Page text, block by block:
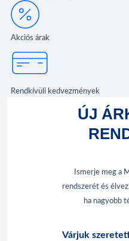
Akciós árak
Rendkívüli kedvezmények
ÚJ
Ismerje meg a
rendszerét és
ha nagyobb
Várjuk